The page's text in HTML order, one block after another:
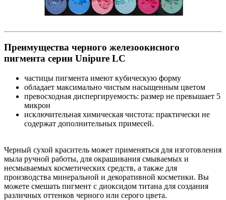
Преимущества черного железоокисного
пигмента серии Unipure LC
частицы пигмента имеют кубическую форму
обладает максимально чистым насыщенным цветом
превосходная диспергируемость: размер не превышает 5
микрон
исключительная химическая чистота: практически не
содержат дополнительных примесей.
Черный сухой краситель может применяться для изготовления
мыла ручной работы, для окрашивания смываемых и
несмываемых косметических средств, а также для
производства минеральной и декоративной косметики. Вы
можете смешать пигмент с диоксидом титана для создания
различных оттенков черного или серого цвета.